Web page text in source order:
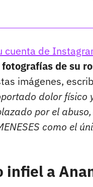
cuenta de
de su
imágenes,
dolor
por el
como el
infiel a